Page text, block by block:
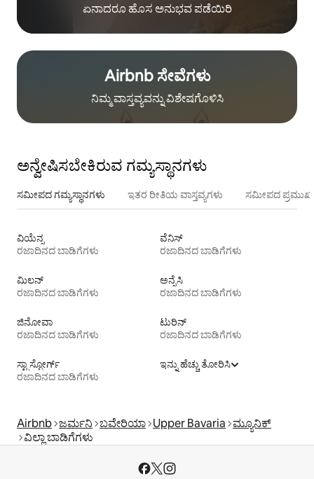
ಏನಾದರೂ ಹೊಸ ಅನುಭವ ಪಡೆಯಿರಿ
Airbnb ಸೇವೆಗಳು
ನಿಮ್ಮ ವಾಸ್ತವ್ಯವನ್ನು ವಿಶೇಷಗೊಳಿಸಿ
ಅನ್ವೇಷಿಸಬೇಕಿರುವ ಗಮ್ಯಸ್ಥಾನಗಳು
ಸಮೀಪದ ಗಮ್ಯಸ್ಥಾನಗಳು ಇತರ ರೀತಿಯ ವಾಸ್ತವ್ಯಗಳು ಸಮೀಪದ ಪ್ರಮುಖ
ವಿಯೆನ್ನ
ರಜಾದಿನದ ಬಾಡಿಗೆಗಳು
ವೆನಿಸ್
ರಜಾದಿನದ ಬಾಡಿಗೆಗಳು
ಮಿಲನ್
ರಜಾದಿನದ ಬಾಡಿಗೆಗಳು
ಅನ್ನೆಸಿ
ರಜಾದಿನದ ಬಾಡಿಗೆಗಳು
ಜಿನೋವಾ
ರಜಾದಿನದ ಬಾಡಿಗೆಗಳು
ಟುರಿನ್
ರಜಾದಿನದ ಬಾಡಿಗೆಗಳು
ಸ್ಟ್ರಾಸ್ಬೋರ್ಗ್
ರಜಾದಿನದ ಬಾಡಿಗೆಗಳು
ಇನ್ನು ಹೆಚ್ಚು ತೋರಿಸಿ
Airbnb ಜರ್ಮನಿ ಬವೇರಿಯಾ Upper Bavaria ಮ್ಯೂನಿಕ್
ವಿಲ್ಲಾ ಬಾಡಿಗೆಗಳು